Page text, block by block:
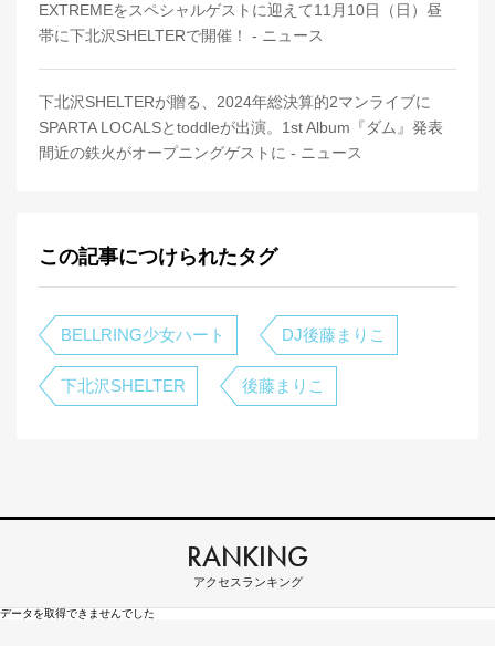
EXTREMEをスペシャルゲストに迎えて11月10日（日）昼
帯に下北沢SHELTERで開催！ - ニュース
下北沢SHELTERが贈る、2024年総決算的2マンライブに
SPARTA LOCALSとtoddleが出演。1st Album『ダム』発表
間近の鉄火がオープニングゲストに - ニュース
この記事につけられたタグ
BELLRING少女ハート DJ後藤まりこ
下北沢SHELTER 後藤まりこ
RANKING
アクセスランキング
データを取得できませんでした